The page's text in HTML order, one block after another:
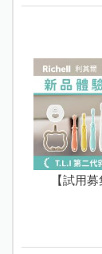
【試用